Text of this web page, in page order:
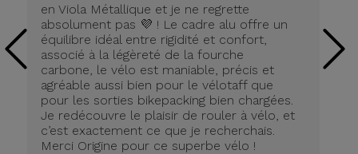
en Viola Métallique et je ne regrette
absolument pas 💜 ! Le cadre alu offre un
équilibre idéal entre rigidité et confort,
associé à la légèreté de la fourche
carbone, le vélo est maniable, précis et
agréable aussi bien pour le vélotaff que
pour les sorties bikepacking bien chargées.
Je redécouvre le plaisir de rouler à vélo, et
c’est exactement ce que je recherchais.
Merci Origine pour ce superbe vélo !